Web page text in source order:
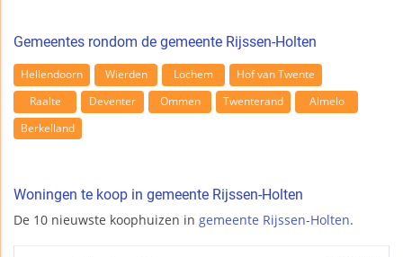
Gemeentes rondom de gemeente Rijssen-Holten
Hellendoorn Wierden Lochem
Hof van Twente
Raalte
Deventer Ommen Twenterand
Almelo
Berkelland
Woningen te koop in gemeente Rijssen-Holten
De 10 nieuwste koophuizen in gemeente Rijssen-Holten.